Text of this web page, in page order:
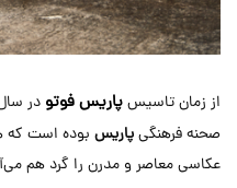
از زمان تاسیسپاریس فوتو در سال 1997،
صحنه فرهنگیپاریس بوده است که
عکاسی معاصر و مدرن را گرد هم